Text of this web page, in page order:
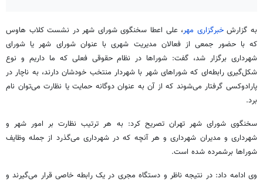
به گزارشخبرگزاری مهر، علی اعطا سخنگوی شورای شهر در نشست کلاب هاوس
که با حضور جمعی از فعالان مدیریت شهری با عنوان شورای شهر یا شورای
شهرداری برگزار شد، گفت: شوراها در نظام حقوقی فعلی که ما داریم و نوع
شکل‌گیری رابطه‌ای که شوراهای شهر با شهردار منتخب خودشان دارند، به ناچار در
پارادوکسی گرفتار می‌شوند که از آن به عنوان دوگانه حمایت یا نظارت می‌توان نام
برد.
سخنگوی شورای شهر تهران تصریح کرد: به هر ترتیب نظارت بر امور شهر و
شهرداری و مدیران شهرداری و هر آنچه که در شهرداری می‌گذرد از جمله وظایف
شوراها برشمرده شده است.
وی ادامه داد: در نتیجه ناظر و دستگاه مجری در یک رابطه خاصی قرار می‌گیرند و